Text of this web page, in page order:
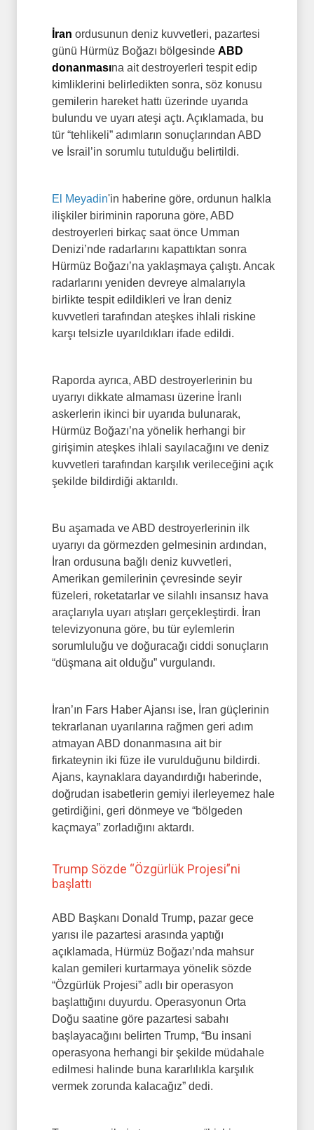
İran ordusunun deniz kuvvetleri, pazartesi
günü Hürmüz Boğazı bölgesinde ABD
donanmasına ait destroyerleri tespit edip
kimliklerini belirledikten sonra, söz konusu
gemilerin hareket hattı üzerinde uyarıda
bulundu ve uyarı ateşi açtı. Açıklamada, bu
tür “tehlikeli” adımların sonuçlarından ABD
ve İsrail’in sorumlu tutulduğu belirtildi.
El Meyadin'in haberine göre, ordunun halkla
ilişkiler biriminin raporuna göre, ABD
destroyerleri birkaç saat önce Umman
Denizi’nde radarlarını kapattıktan sonra
Hürmüz Boğazı’na yaklaşmaya çalıştı. Ancak
radarlarını yeniden devreye almalarıyla
birlikte tespit edildikleri ve İran deniz
kuvvetleri tarafından ateşkes ihlali riskine
karşı telsizle uyarıldıkları ifade edildi.
Raporda ayrıca, ABD destroyerlerinin bu
uyarıyı dikkate almaması üzerine İranlı
askerlerin ikinci bir uyarıda bulunarak,
Hürmüz Boğazı’na yönelik herhangi bir
girişimin ateşkes ihlali sayılacağını ve deniz
kuvvetleri tarafından karşılık verileceğini açık
şekilde bildirdiği aktarıldı.
Bu aşamada ve ABD destroyerlerinin ilk
uyarıyı da görmezden gelmesinin ardından,
İran ordusuna bağlı deniz kuvvetleri,
Amerikan gemilerinin çevresinde seyir
füzeleri, roketatarlar ve silahlı insansız hava
araçlarıyla uyarı atışları gerçekleştirdi. İran
televizyonuna göre, bu tür eylemlerin
sorumluluğu ve doğuracağı ciddi sonuçların
“düşmana ait olduğu” vurgulandı.
İran’ın Fars Haber Ajansı ise, İran güçlerinin
tekrarlanan uyarılarına rağmen geri adım
atmayan ABD donanmasına ait bir
firkateynin iki füze ile vurulduğunu bildirdi.
Ajans, kaynaklara dayandırdığı haberinde,
doğrudan isabetlerin gemiyi ilerleyemez hale
getirdiğini, geri dönmeye ve “bölgeden
kaçmaya” zorladığını aktardı.
Trump Sözde “Özgürlük Projesi”ni
başlattı
ABD Başkanı Donald Trump, pazar gece
yarısı ile pazartesi arasında yaptığı
açıklamada, Hürmüz Boğazı’nda mahsur
kalan gemileri kurtarmaya yönelik sözde
“Özgürlük Projesi” adlı bir operasyon
başlattığını duyurdu. Operasyonun Orta
Doğu saatine göre pazartesi sabahı
başlayacağını belirten Trump, “Bu insani
operasyona herhangi bir şekilde müdahale
edilmesi halinde buna kararlılıkla karşılık
vermek zorunda kalacağız” dedi.